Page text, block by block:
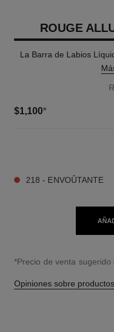
ROUGE
La Barra de Labios
$1,100*
218 - ENVOÛTANTE
↩
*Precio de venta sugerido
Opiniones sobre productos